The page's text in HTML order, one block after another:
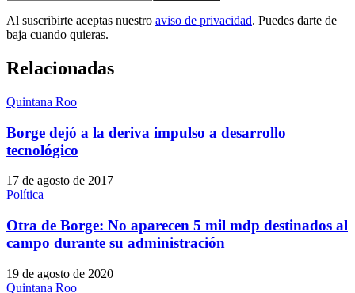
Al suscribirte aceptas nuestro aviso de privacidad. Puedes darte de
baja cuando quieras.
Relacionadas
Quintana Roo
Borge dejó a la deriva impulso a desarrollo
tecnológico
17 de agosto de 2017
Política
Otra de Borge: No aparecen 5 mil mdp destinados al
campo durante su administración
19 de agosto de 2020
Quintana Roo